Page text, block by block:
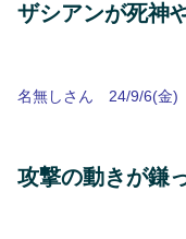
ザシアンが死神
名無しさん 24/9/6(金)
攻撃の動きが鎌